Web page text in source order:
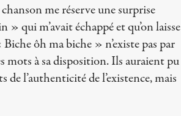
me réserve une surprise
qui m’avait échappé et qu’on laisse
ôh ma biche » n’existe pas par
mots à sa disposition. Ils auraient pu
l’authenticité de l’existence, mais